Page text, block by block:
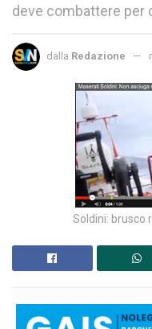
deve combattere per
dalla Redazione
Soldini: brusco